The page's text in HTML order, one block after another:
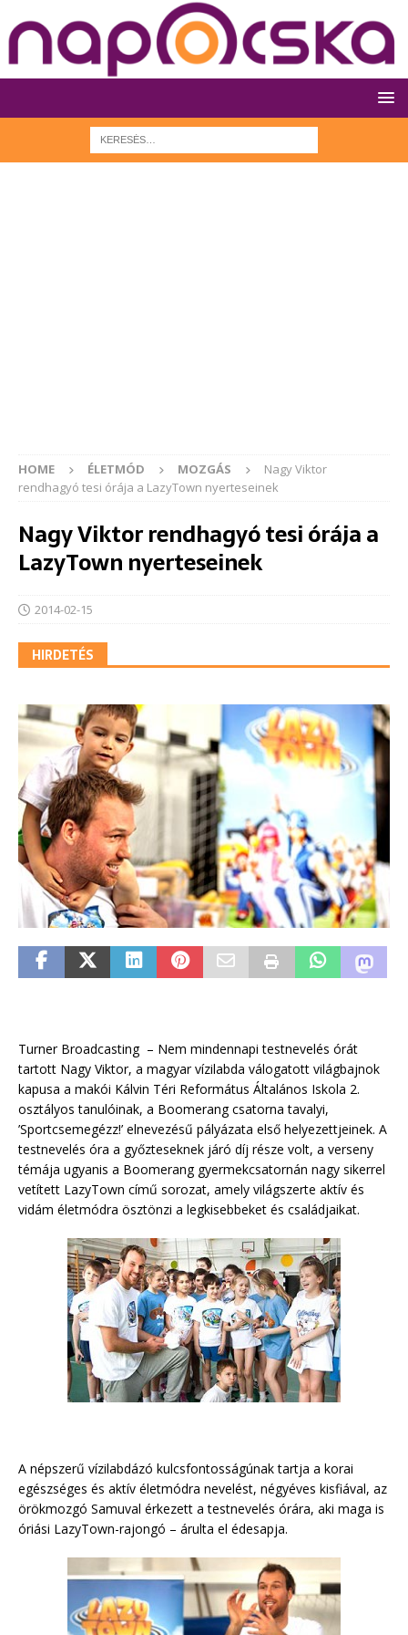
HOME ÉLETMÓD MOZGÁS
Nagy Viktor
rendhagyó tesi órája a LazyTown nyerteseinek
Nagy Viktor rendhagyó tesi órája a
LazyTown nyerteseinek
2014-02-15
HIRDETÉS
Turner Broadcasting – Nem mindennapi testnevelés órát
tartott Nagy Viktor, a magyar vízilabda válogatott világbajnok
kapusa a makói Kálvin Téri Református Általános Iskola 2.
osztályos tanulóinak, a Boomerang csatorna tavalyi,
’Sportcsemegézz!’ elnevezésű pályázata első helyezettjeinek. A
testnevelés óra a győzteseknek járó díj része volt, a verseny
témája ugyanis a Boomerang gyermekcsatornán nagy sikerrel
vetített LazyTown című sorozat, amely világszerte aktív és
vidám életmódra ösztönzi a legkisebbeket és családjaikat.
A népszerű vízilabdázó kulcsfontosságúnak tartja a korai
egészséges és aktív életmódra nevelést, négyéves kisfiával, az
örökmozgó Samuval érkezett a testnevelés órára, aki maga is
óriási LazyTown-rajongó – árulta el édesapja.